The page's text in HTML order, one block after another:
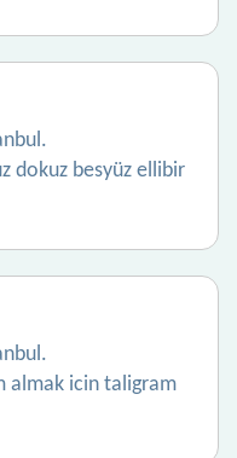
dokuz besyüz ellibir
almak icin taligram